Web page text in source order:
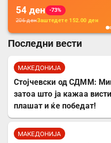
54 ден
-73%
206денЗаштедете 152.00 ден
Последни вести
МАКЕДОНИЈА
Стојчевски од СДММ:
затоа што ја кажаа
плашат и ќе победат!
МАКЕДОНИЈА